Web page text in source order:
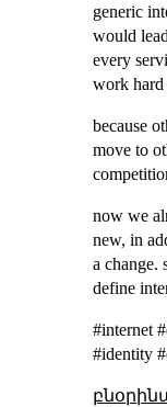
generic
would
every
work hard
because
move to
now we
new, in
a change.
define
#internet
#identity